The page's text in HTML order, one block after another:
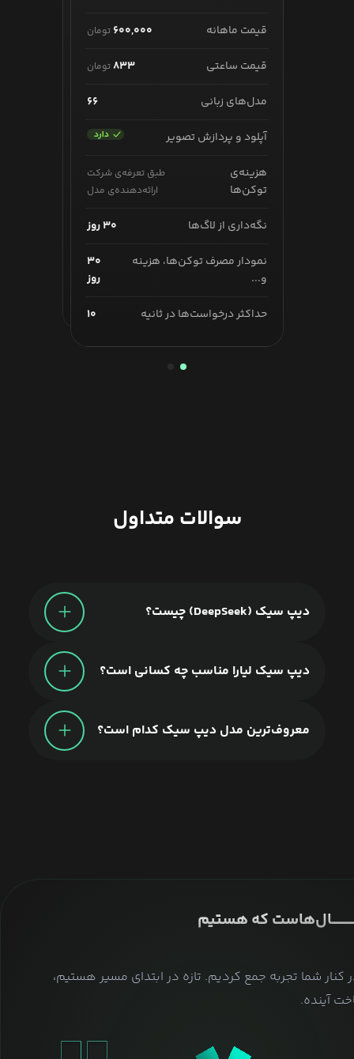
قیمت ماهانه ۶۰۰,۰۰۰ تومان
قیمت ساعتی ۸۳۳تومان
مدل‌های زبانی ۶۶
آپلود و پردازش تصویر
هزینه‌ی
توکن‌ها
طبق تعرفه‌ی شرکت
ارائه‌دهنده‌ی مدل
نگه‌داری از لاگ‌ها ۳۰ روز
نمودار مصرف توکن‌ها، هزینه
و...
۳۰
روز
حداکثر درخواست‌ها در ثانیه ۱۰
قیمت ماهانه ۱,۰۵۰,۰۰۰ تومان
قیمت ساعتی ۱,۴۵۸ تومان
مدل‌های زبانی ۱۱۳
آپلود و پردازش تصویر
هزینه‌ی
توکن‌ها
طبق تعرفه‌ی شرکت
ارائه‌دهنده‌ی مدل
نگه‌داری از لاگ‌ها ۶۰ روز
و... روز
سوالات متداول
دیپ سیک (DeepSeek) چیست؟
دیپ سیک لیارا مناسب چه کسانی است؟
معروف‌ترین مدل دیپ سیک کدام است؟
که هستیم
کنار شما تجربه جمع کردیم. تازه در ابتدای مسیر هستیم،
آینده.